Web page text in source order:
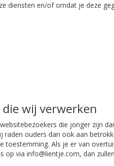
diensten en/of omdat je deze
wij verwerken
die jonger zijn
ouders dan ook aan
Als je er van
via info@lientje.com, dan